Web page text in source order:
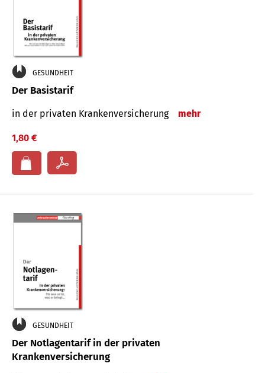
GESUNDHEIT
Der Basistarif
in der privaten Kran­ken­ver­siche­rung mehr
1,80 €
GESUNDHEIT
Der Notlagentarif in der privaten
Krankenversicherung